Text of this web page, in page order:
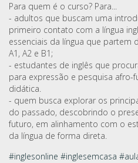
Para quem é o curso? Para...
- adultos que buscam uma
primeiro contato com a língua
essenciais da língua que partem
A1, A2 e B1;
- estudantes de inglês que
para expressão e pesquisa
didática.
- quem busca explorar os
do passado, descobrindo o
futuro, em alinhamento com o
da língua de forma direta.
#inglesonline #inglesemcasa